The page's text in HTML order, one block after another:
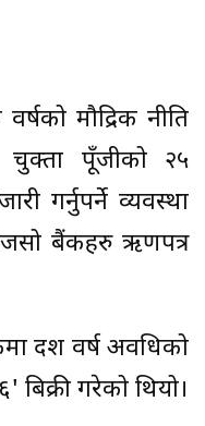
मौद्रिक नीति
चुक्ता पूँजीको २५
गर्नुपर्ने व्यवस्था
बैंकहरु ऋणपत्र
दश वर्ष अवधिको
बिक्री गरेको थियो।